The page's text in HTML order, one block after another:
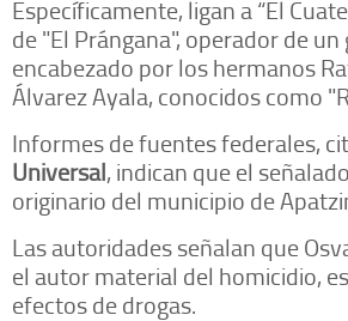
Específicamente, ligan a “El
de "El Prángana", operador de un
encabezado por los hermanos
Álvarez Ayala, conocidos como
Informes de fuentes federales,
Universal, indican que el
originario del municipio de
Las autoridades señalan que
el autor material del homicidio,
efectos de drogas.